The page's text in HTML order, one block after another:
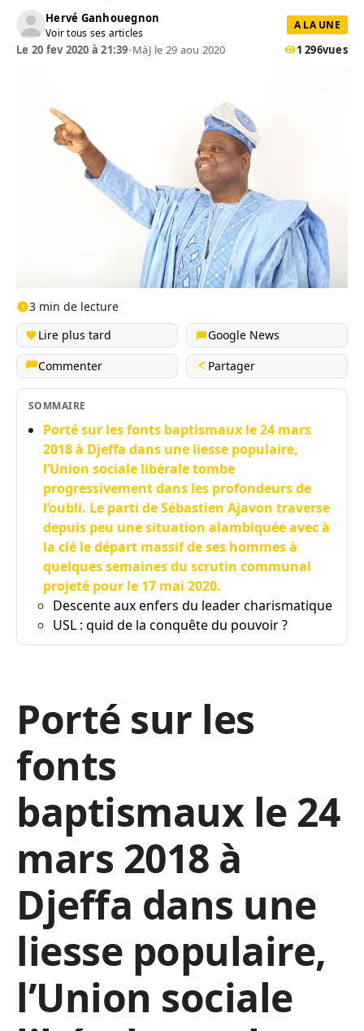
Hervé Ganhouegnon
Voir tous ses articles
A LA UNE
Le 20 fev 2020 à 21:39•MàJ le 29 aou 2020 1 296vues
3 min de lecture
Lire plus tard
Google News
Commenter
Partager
SOMMAIRE
Porté sur les fonts baptismaux le 24 mars
2018 à Djeffa dans une liesse populaire,
l’Union sociale libérale tombe
progressivement dans les profondeurs de
l’oubli. Le parti de Sébastien Ajavon traverse
depuis peu une situation alambiquée avec à
la clé le départ massif de ses hommes à
quelques semaines du scrutin communal
projeté pour le 17 mai 2020.
Descente aux enfers du leader charismatique
USL : quid de la conquête du pouvoir ?
Porté sur les
fonts
baptismaux le 24
mars 2018 à
Djeffa dans une
liesse populaire,
l’Union sociale